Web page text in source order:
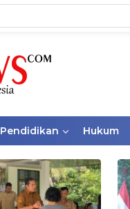
Pendidikan Hukum